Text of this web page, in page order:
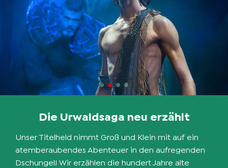
Die Urwaldsaga neu erzählt
Unser Titelheld nimmt Groß und Klein mit auf ein
atemberaubendes Abenteuer in den aufregenden
Dschungel! Wir erzählen die hundert Jahre alte